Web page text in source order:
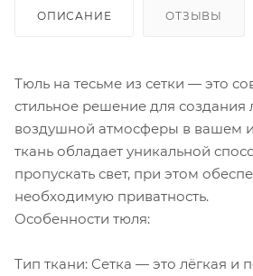
ОПИСАНИЕ ОТЗЫВЫ
Тюль на тесьме из сетки — это
стильное решение для создания
воздушной атмосферы в вашем
ткань обладает уникальной
пропускать свет, при этом
необходимую приватность.
Особенности тюля:
Тип ткани: Сетка — это лёгкая и